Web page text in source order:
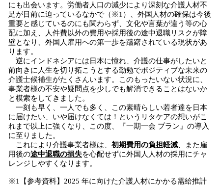
にも出会います。労働者人口の減少により深刻な介護人材不
足が目前に迫っているなかで（※1）、外国人材の確保は今後
重要と感じているのにも関わらず、文化や言葉が違う等の心
配に加え、人件費以外の費用や採用後の途中退職リスクが障
壁となり、外国人雇用への第一歩を躊躇されている現状があ
ります。
逆にインドネシアには日本に憧れ、介護の仕事がしたいと
前向きに人生を切り拓こうとする勤勉でポジティブな未来の
介護士候補生がたくさんいます。このもったいない状況に、
事業者様の不安や疑問点を少しでも解消できることはないか
と模索をしてきました。
一刻も早く、一人でも多く、この素晴らしい若者達を日本
に届けたい、いや届けなくては！というリタケアの想いがこ
れまで以上に強くなり、この度、『一期一会 プラン』の導入
に至りました。
これにより介護事業者様は、 初期費用の負担軽減 、また雇
用後の途中退職の損失を心配せずに外国人人材の採用にチャ
レンジしやすくなります。
※1【参考資料】2025 年に向けた介護人材にかかる需給推計